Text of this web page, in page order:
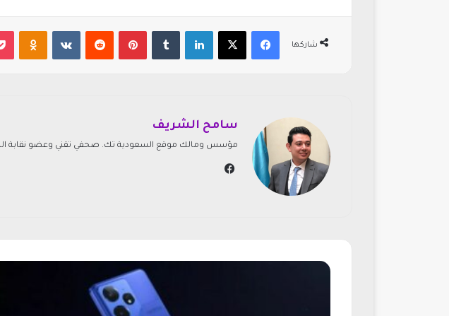
شاركها
فيسبوك لينكدإن بينتيريست
سامح الشريف
مؤسس ومالك موقع السعودية تك. صحفي تقني وعضو نقابة
و